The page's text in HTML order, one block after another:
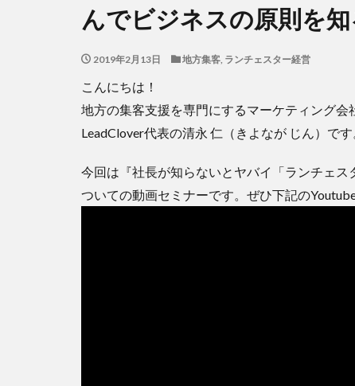
んでビジネスの原則を
2019年2月13日 地方集客, ランチェスター経営
こんにちは！
地方の集客支援を専門にするマーケティング会
LeadClover代表の清永 仁（きよなが じん）です
今回は『社長が知らないとヤバイ「ランチェ
ついての動画セミナーです。ぜひ下記の